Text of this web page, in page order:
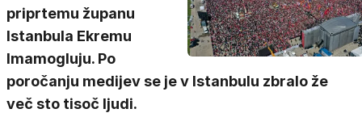
priprtemu županu
Istanbula Ekremu
Imamogluju. Po
poročanju medijev se je v Istanbulu zbralo že
več sto tisoč ljudi.